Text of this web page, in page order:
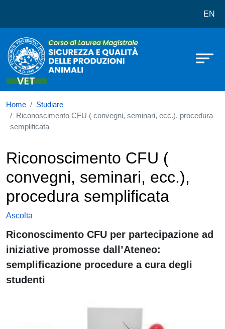
Corso di laurea in Sicurezza e EN
Home
Studiare
Riconoscimento CFU ( convegni, seminari, ecc.), procedura
semplificata
Riconoscimento CFU (
convegni, seminari, ecc.),
procedura semplificata
Ascolta
Riconoscimento CFU per partecipazione ad
iniziative promosse dall’Ateneo:
semplificazione procedure a cura degli
studenti